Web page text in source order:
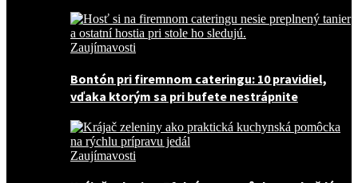
Zaujímavosti
Bontón pri firemnom cateringu: 10 pravidiel,
vďaka ktorým sa pri bufete nestrápnite
Zaujímavosti